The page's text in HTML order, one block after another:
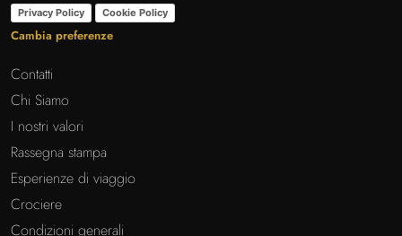
Privacy Policy Cookie Policy
Cambia preferenze
Contatti
Chi Siamo
I nostri valori
Rassegna stampa
Esperienze di viaggio
Crociere
Condizioni generali